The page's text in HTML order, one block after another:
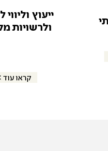
ייעוץ
ולרשויות
< קראו עוד